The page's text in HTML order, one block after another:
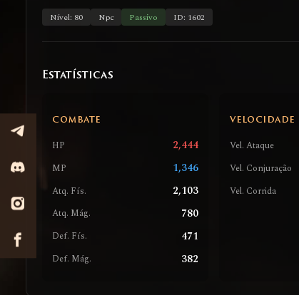
Nível: 80 Npc Passivo ID: 1602
Estatísticas
COMBATE
HP 2,444
MP 1,346
Atq. Fís. 2,103
Atq. Mág. 780
Def. Fís. 471
Def. Mág. 382
VELOCIDADE
Vel. Ataque
Vel. Conjuração
Vel. Corrida